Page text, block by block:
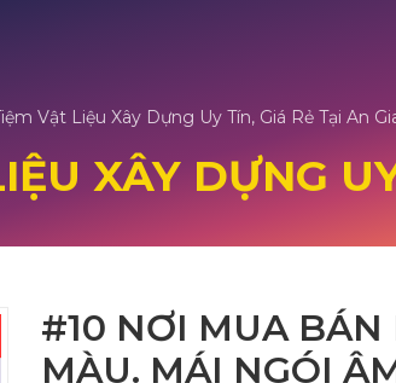
Vật Liệu Xây Dựng Uy Tín, Giá Rẻ Tại An
XÂY DỰNG
#10 NƠI MUA BÁN
MÀU. MÁI NGÓI